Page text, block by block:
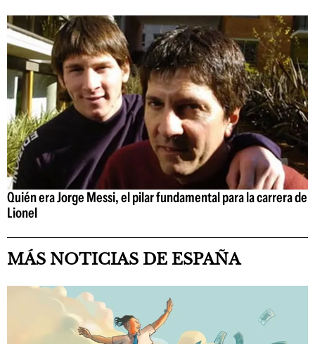
Quién era Jorge Messi, el pilar fundamental para la carrera de
Lionel
MÁS NOTICIAS DE ESPAÑA